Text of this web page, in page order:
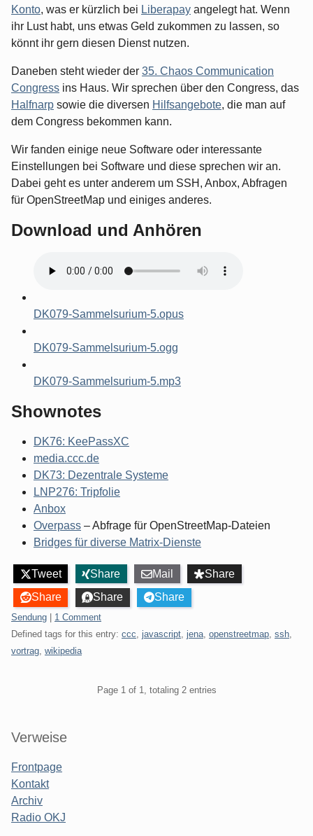
Konto, was er kürzlich bei Liberapay angelegt hat. Wenn
ihr Lust habt, uns etwas Geld zukommen zu lassen, so
könnt ihr gern diesen Dienst nutzen.
Daneben steht wieder der 35. Chaos Communication
Congress ins Haus. Wir sprechen über den Congress, das
Halfnarp sowie die diversen Hilfsangebote, die man auf
dem Congress bekommen kann.
Wir fanden einige neue Software oder interessante
Einstellungen bei Software und diese sprechen wir an.
Dabei geht es unter anderem um SSH, Anbox, Abfragen
für OpenStreetMap und einiges anderes.
Download und Anhören
DK079-Sammelsurium-5.opus
DK079-Sammelsurium-5.ogg
DK079-Sammelsurium-5.mp3
Shownotes
DK76: KeePassXC
media.ccc.de
DK73: Dezentrale Systeme
LNP276: Tripfolie
Anbox
Overpass – Abfrage für OpenStreetMap-Dateien
Bridges für diverse Matrix-Dienste
Tweet Share Mail
Share
Share
Share Share
Categories:
Sendung
1 Comment
Defined tags for this entry: ccc, javascript, jena, openstreetmap, ssh,
vortrag, wikipedia
Page 1 of 1, totaling 2 entries
Sidebar
Verweise
Frontpage
Kontakt
Archiv
Radio OKJ